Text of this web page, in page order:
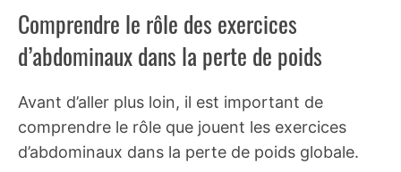
Comprendre le rôle des exercices
d’abdominaux dans la perte de poids
Avant d’aller plus loin, il est important de
comprendre le rôle que jouent les exercices
d’abdominaux dans la perte de poids globale.